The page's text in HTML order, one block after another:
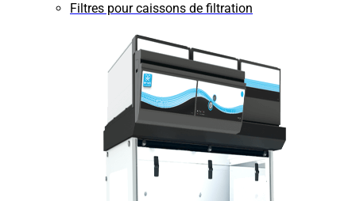
Filtres pour caissons de filtration